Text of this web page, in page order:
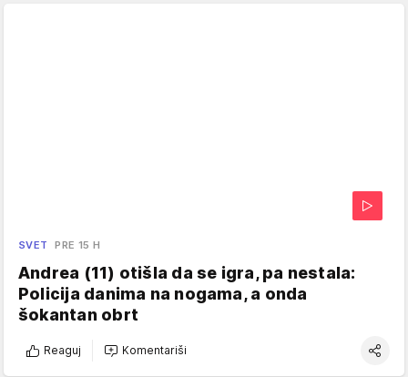
SVET PRE 15 H
Andrea (11) otišla da se igra, pa nestala:
Policija danima na nogama, a onda
šokantan obrt
Reaguj Komentariši